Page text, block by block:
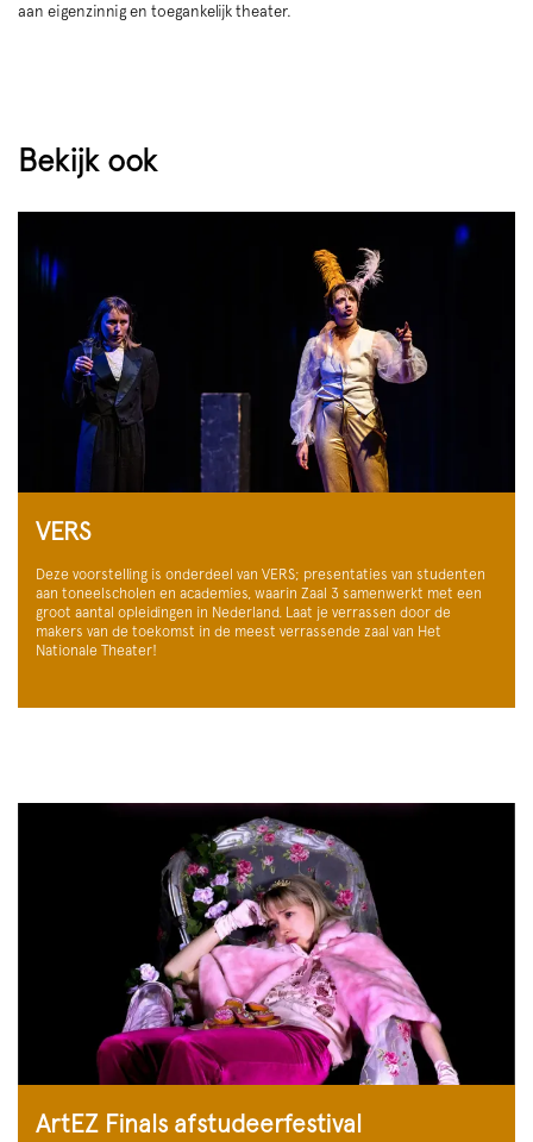
aan eigenzinnig en toegankelijk theater.
Bekijk ook
VERS
Deze voorstelling is onderdeel van VERS; presentaties van studenten
aan toneelscholen en academies, waarin Zaal 3 samenwerkt met een
groot aantal opleidingen in Nederland. Laat je verrassen door de
makers van de toekomst in de meest verrassende zaal van Het
Nationale Theater!
ArtEZ Finals afstudeerfestival